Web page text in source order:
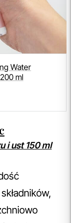
Water
ml
i ust 150 ml